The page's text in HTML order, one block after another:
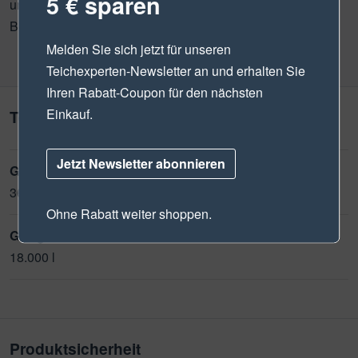
und der einfachen Handhabung ist sie für den dauerhaften
Betrieb in verschiedenen Anwendungen geeignet.
Technische Daten
Geeig. für Teiche bis max.:
36.000 l
Geeig. für Teiche mit Fischbesatz:
18.000 l
Produktsicherheit
Melden Sie sich jetzt für unseren
Teichexperten-Newsletteran und erhalten Sie
Ihren Rabatt-Coupon für den nächsten
Einkauf.
Jetzt Newsletter abonnieren
Ohne Rabatt weiter shoppen.